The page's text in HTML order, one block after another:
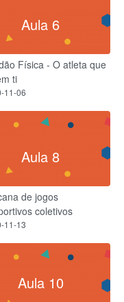
Aula 6
Física - O atleta que
ti
11-06
Aula 8
de jogos
coletivos
11-13
Aula 10